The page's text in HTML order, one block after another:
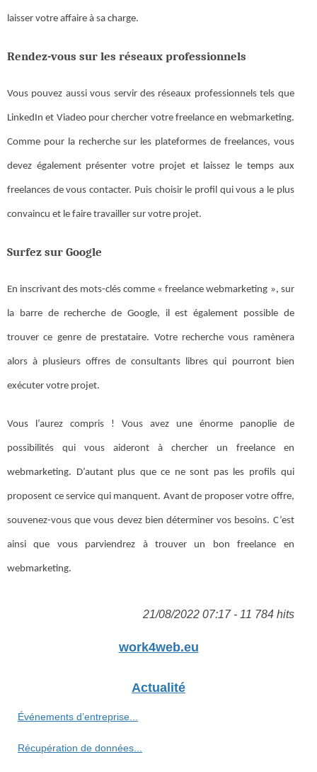
laisser votre affaire à sa charge.
Rendez-vous sur les réseaux professionnels
Vous pouvez aussi vous servir des réseaux professionnels tels que
LinkedIn et Viadeo pour chercher votre freelance en webmarketing.
Comme pour la recherche sur les plateformes de freelances, vous
devez également présenter votre projet et laissez le temps aux
freelances de vous contacter. Puis choisir le profil qui vous a le plus
convaincu et le faire travailler sur votre projet.
Surfez sur Google
En inscrivant des mots-clés comme « freelance webmarketing », sur
la barre de recherche de Google, il est également possible de
trouver ce genre de prestataire. Votre recherche vous ramènera
alors à plusieurs offres de consultants libres qui pourront bien
exécuter votre projet.
Vous l’aurez compris ! Vous avez une énorme panoplie de
possibilités qui vous aideront à chercher un freelance en
webmarketing. D’autant plus que ce ne sont pas les profils qui
proposent ce service qui manquent. Avant de proposer votre offre,
souvenez-vous que vous devez bien déterminer vos besoins. C’est
ainsi que vous parviendrez à trouver un bon freelance en
webmarketing.
21/08/2022 07:17 - 11 784 hits
work4web.eu
Actualité
Événements d’entreprise...
Récupération de données...